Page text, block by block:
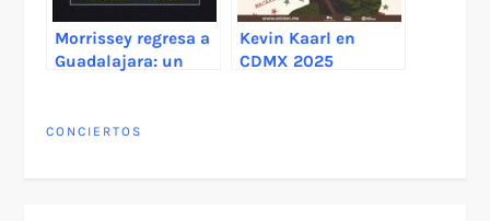
Morrissey regresa a
Guadalajara: un
británico
Kevin Kaarl en
CDMX 2025
CONCIERTOS